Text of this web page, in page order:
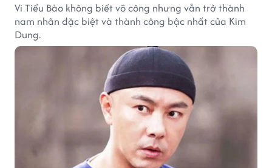
Vi Tiểu Bảo không biết võ công nhưng vẫn trở thành
nam nhân đặc biệt và thành công bậc nhất của Kim
Dung.